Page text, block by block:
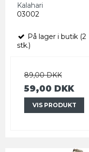
Kalahari
03002
På lager i butik (2
stk.)
89,00 DKK
59,00 DKK
VIS PRODUKT